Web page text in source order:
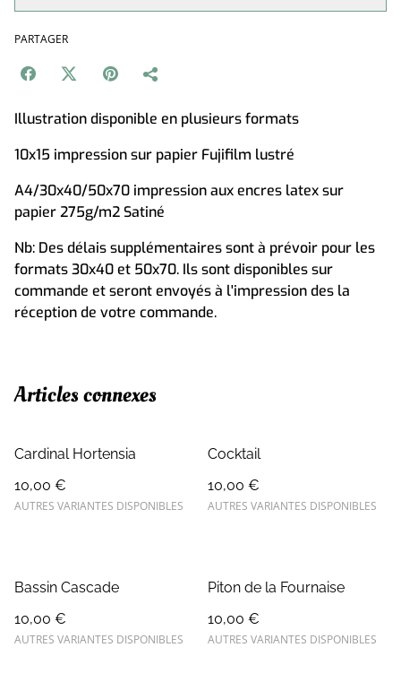
PARTAGER
Illustration disponible en plusieurs formats
10x15 impression sur papier Fujifilm lustré
A4/30x40/50x70 impression aux encres latex sur
papier 275g/m2 Satiné
Nb: Des délais supplémentaires sont à prévoir pour les
formats 30x40 et 50x70. Ils sont disponibles sur
commande et seront envoyés à l'impression des la
réception de votre commande.
Articles connexes
Cardinal Hortensia
10,00 €
AUTRES VARIANTES DISPONIBLES
Cocktail
10,00 €
AUTRES VARIANTES DISPONIBLES
Bassin Cascade
10,00 €
AUTRES VARIANTES DISPONIBLES
Piton de la Fournaise
10,00 €
AUTRES VARIANTES DISPONIBLES